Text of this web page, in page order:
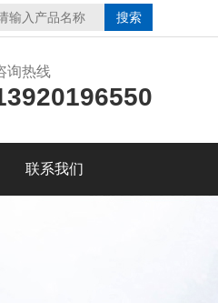
询热线
联系我们